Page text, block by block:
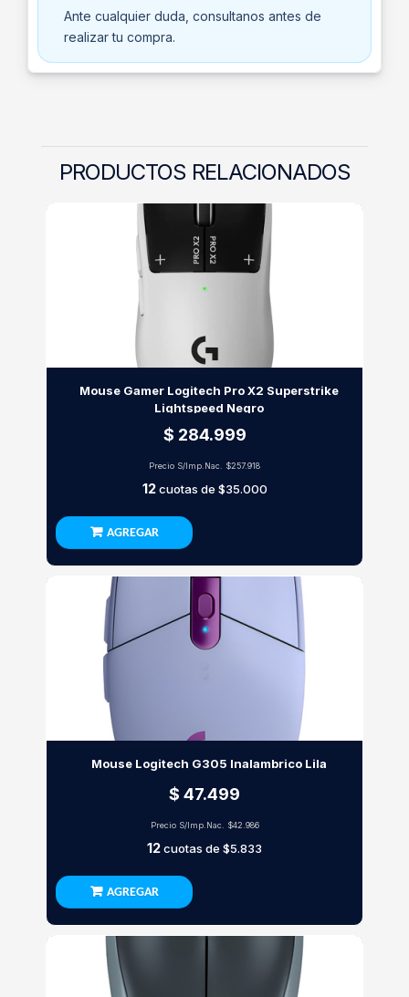
Ante cualquier duda, consultanos antes de
realizar tu compra.
PRODUCTOS RELACIONADOS
Mouse Gamer Logitech Pro X2 Superstrike
Lightspeed Negro
$ 284.999
Precio S/Imp.Nac. $257.918
12cuotas de $35.000
AGREGAR
Mouse Logitech G305 Inalambrico Lila
$ 47.499
Precio S/Imp.Nac. $42.986
12cuotas de $5.833
AGREGAR